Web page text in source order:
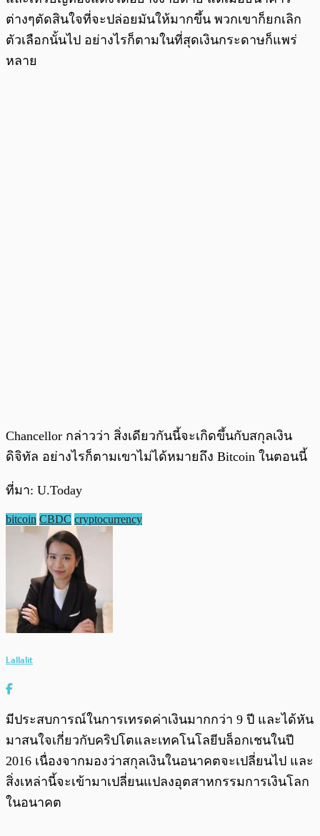
ต่างๆตัดสินใจที่จะปล่อยมันให้มากขึ้น พวกเขาก็ยกเลิก
ตัวเลือกนั้นไป อย่างไรก็ตามในที่สุดเงินกระดาษก็แพร่
หลาย
Chancellor กล่าวว่า สิ่งเดียวกันนี้จะเกิดขึ้นกับสกุลเงิน
ดิจิทัล อย่างไรก็ตามเขาไม่ได้หมายถึง Bitcoin ในตอนนี้
ที่มา: U.Today
bitcoin CBDC cryptocurrency
Lallalit
มีประสบการณ์ในการเทรดค่าเงินมากกว่า 9 ปี และได้หัน
มาสนใจเกี่ยวกับคริปโตและเทคโนโลยีบล็อกเชนในปี
2016 เนื่องจากมองว่าสกุลเงินในอนาคตจะเปลี่ยนไป และ
สิ่งเหล่านี้จะเข้ามาเปลี่ยนแปลงอุตสาหกรรมการเงินโลก
ในอนาคต